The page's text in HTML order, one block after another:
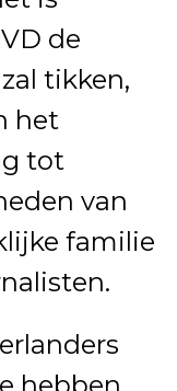
de
tikken,
het
tot
van
familie